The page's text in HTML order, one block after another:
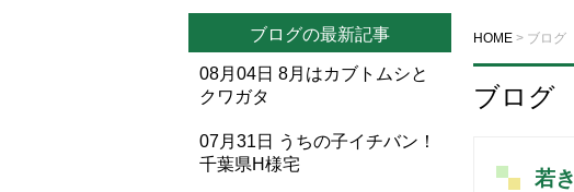
HOME > ブログ
ブログ
若
ブログの最新記事
08月04日 8月はカブトムシと
クワガタ
07月31日
うちの子イチバン！
千葉県H様宅